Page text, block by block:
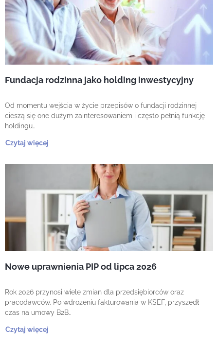
Fundacja rodzinna jako holding inwestycyjny
Od momentu wejścia w życie przepisów o fundacji rodzinnej
cieszą się one dużym zainteresowaniem i często pełnią funkcję
holdingu..
Czytaj więcej
Nowe uprawnienia PIP od lipca 2026
Rok 2026 przynosi wiele zmian dla przedsiębiorców oraz
pracodawców. Po wdrożeniu fakturowania w KSEF, przyszedł
czas na umowy B2B..
Czytaj więcej